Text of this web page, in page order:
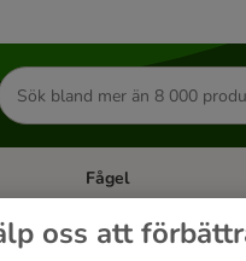
produkter
menu: Smådjur
Open category menu:
Fågel
oss att